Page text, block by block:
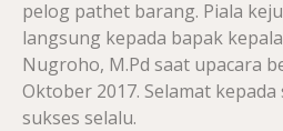
pelog pathet barang. Piala
langsung kepada bapak
Nugroho, M.Pd saat upacara
Oktober 2017. Selamat
sukses selalu.